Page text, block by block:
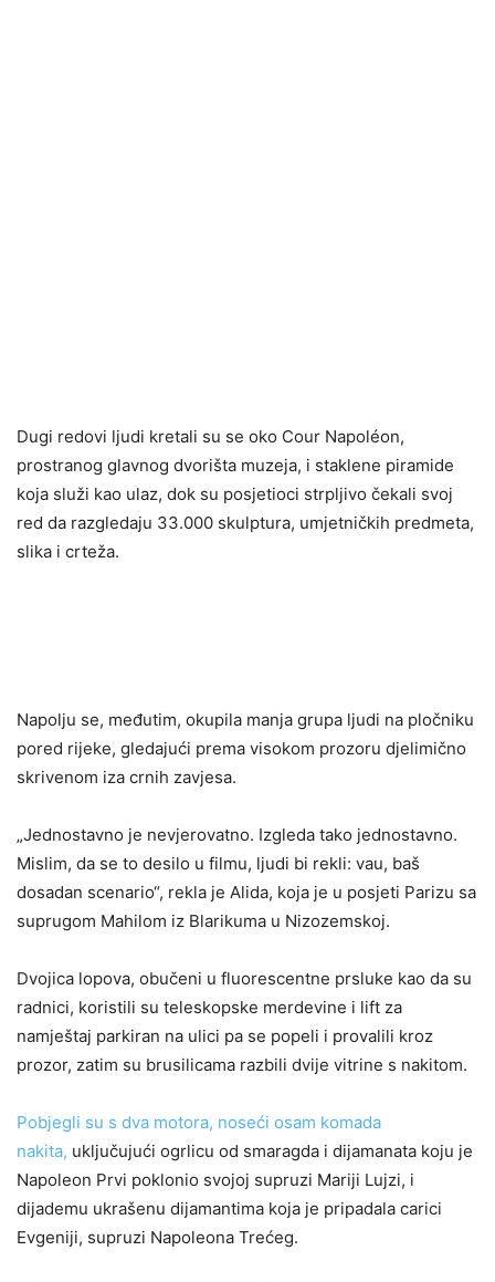
Dugi redovi ljudi kretali su se oko Cour Napoléon,
prostranog glavnog dvorišta muzeja, i staklene piramide
koja služi kao ulaz, dok su posjetioci strpljivo čekali svoj
red da razgledaju 33.000 skulptura, umjetničkih predmeta,
slika i crteža.
Napolju se, međutim, okupila manja grupa ljudi na pločniku
pored rijeke, gledajući prema visokom prozoru djelimično
skrivenom iza crnih zavjesa.
„Jednostavno je nevjerovatno. Izgleda tako jednostavno.
Mislim, da se to desilo u filmu, ljudi bi rekli: vau, baš
dosadan scenario“, rekla je Alida, koja je u posjeti Parizu sa
suprugom Mahilom iz Blarikuma u Nizozemskoj.
Dvojica lopova, obučeni u fluorescentne prsluke kao da su
radnici, koristili su teleskopske merdevine i lift za
namještaj parkiran na ulici pa se popeli i provalili kroz
prozor, zatim su brusilicama razbili dvije vitrine s nakitom.
Pobjegli su s dva motora, noseći osam komada
nakita, uključujući ogrlicu od smaragda i dijamanata koju je
Napoleon Prvi poklonio svojoj supruzi Mariji Lujzi, i
dijademu ukrašenu dijamantima koja je pripadala carici
Evgeniji, supruzi Napoleona Trećeg.